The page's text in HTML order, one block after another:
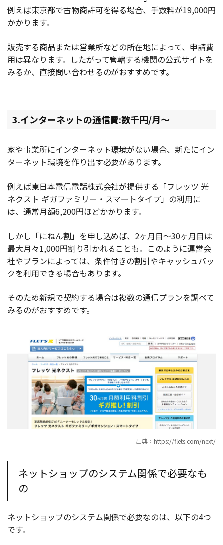
例えば東京都で古物商許可を得る場合、手数料が19,000円
かかります。
販売する商品または営業所などの所在地によって、申請費
用は異なります。したがって管轄する機関の公式サイトを
みるか、直接問い合わせるのがおすすめです。
3.インターネットの通信費:数千円/月〜
家や事業所にインターネット環境がない場合、新たにイン
ターネット環境を作り出す必要があります。
例えば東日本電信電話株式会社が提供する「フレッツ 光
ネクスト ギガファミリー・スマートタイプ」の利用に
は、通常月額6,200円ほどかかります。
しかし「にねん割」を申し込めば、2ヶ月目〜30ヶ月目は
最大月々1,000円割り引かれることも。このように運営会
社やプランによっては、条件付きの割引やキャッシュバッ
クを利用できる場合もあります。
そのため新規で契約する場合は複数の通信プランを調べて
みるのがおすすめです。
出典：https://flets.com/next/
ネットショップのシステム関係で必要なも
の
ネットショップのシステム関係で必要なのは、以下の4つ
です。